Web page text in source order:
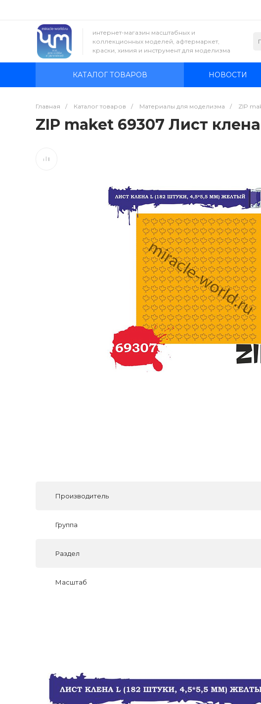
интернет-магазин масштабных и
коллекционных моделей, афтермаркет,
краски, химия и инструмент для моделизма
КАТАЛОГ ТОВАРОВ НОВОСТИ
Главная / Каталог товаров / Материалы для моделизма / ZIP
ZIP maket 69307 Лист
Производитель
Группа
Раздел
Масштаб